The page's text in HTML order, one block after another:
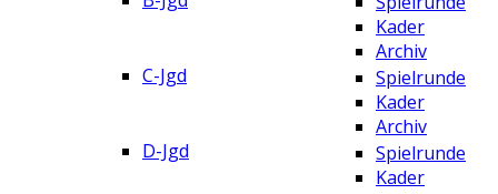
Kader
Archiv
C-Jgd
Spielrunde
Kader
Archiv
D-Jgd
Spielrunde
Kader